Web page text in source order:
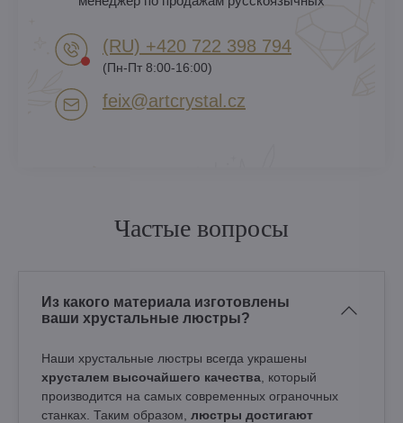
(RU) +420 722 398 794​
(Пн-Пт 8:00-16:00)
feix​@artcrystal​.cz
Частые вопросы
Из какого материала изготовлены
ваши хрустальные люстры?
Наши хрустальные люстры всегда украшены
хрусталем высочайшего качества , который
производится на самых современных ограночных
станках. Таким образом, люстры достигают